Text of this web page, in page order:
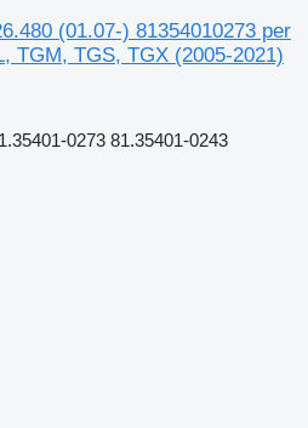
(01.07-) 81354010273 per
TGM, TGS, TGX (2005-2021)
0273 81.35401-0243